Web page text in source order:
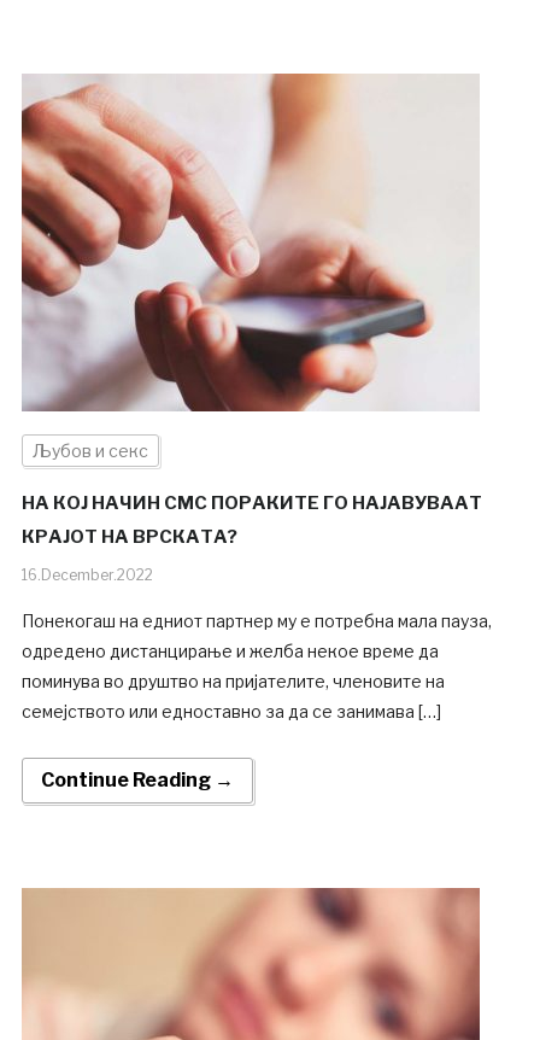
Љубов и секс
НА КОЈ НАЧИН СМС ПОРАКИТЕ ГО НАЈАВУВААТ
КРАЈОТ НА ВРСКАТА?
16.December.2022
Понекогаш на едниот партнер му е потребна мала пауза,
одредено дистанцирање и желба некое време да
поминува во друштво на пријателите, членовите на
семејството или едноставно за да се занимава […]
Continue Reading →